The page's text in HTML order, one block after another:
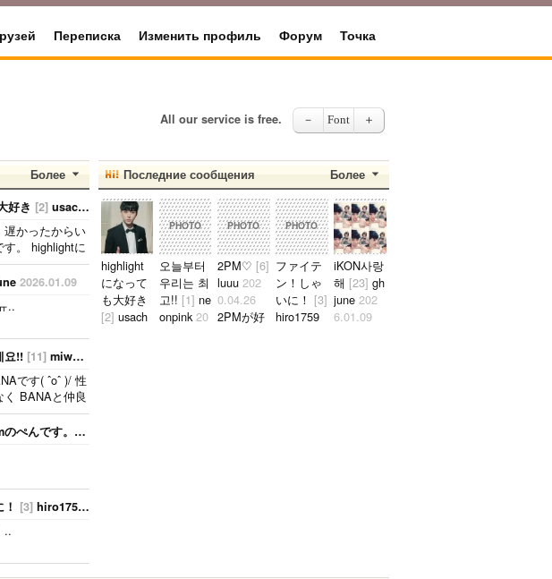
Переписка Изменить профиль Форум Точка
All our service is free. － Font ＋
Более
好き [2] usachan 2026.02.02
遅かったからい
。 highlightに
は変わりませ
きですが、一
ョンです。 彼
いです。..
2026.01.09
..
요!! [11] miwook94
です( ˆoˆ )/ 性
BANAと仲良
みに、94lineゴ
ント、メール韓国人の男ですが2pmのぺんです。ジュノ、テギョンぺんが特にぺんです。
[3] hiro1759 2021.10.24
..
Более
Последние сообщения
highlight
になって
も大好き
[2] usach
PHOTO
오늘부터
우리는 최
고!! [1] ne
onpink20
PHOTO
2PM♡ [6]
luuu 202
0.04.26
2PMが好
PHOTO
ファイテ
ン！しゃ
いに！ [3]
hiro1759
iKON사랑
해 [23] gh
june202
6.01.09